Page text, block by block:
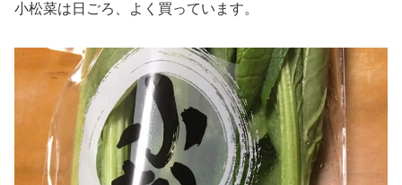
小松菜は日ごろ、よく買っています。